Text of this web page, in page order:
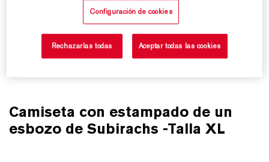
Camiseta con estampado de un
esbozo de Subirachs -Talla XL
Configuración de cookies
Rechazarlas todas Aceptar todas las cookies